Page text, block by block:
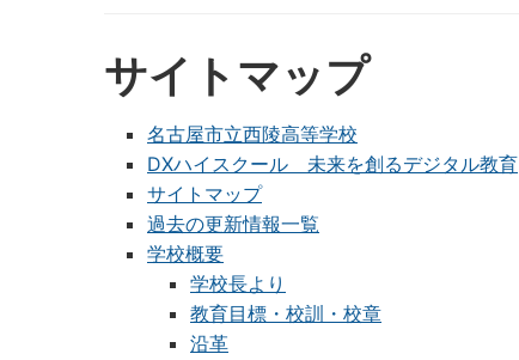
サイトマップ
名古屋市立西陵高等学校
DXハイスクール 未来を創るデジタル教育
サイトマップ
過去の更新情報一覧
学校概要
学校長より
教育目標・校訓・校章
沿革